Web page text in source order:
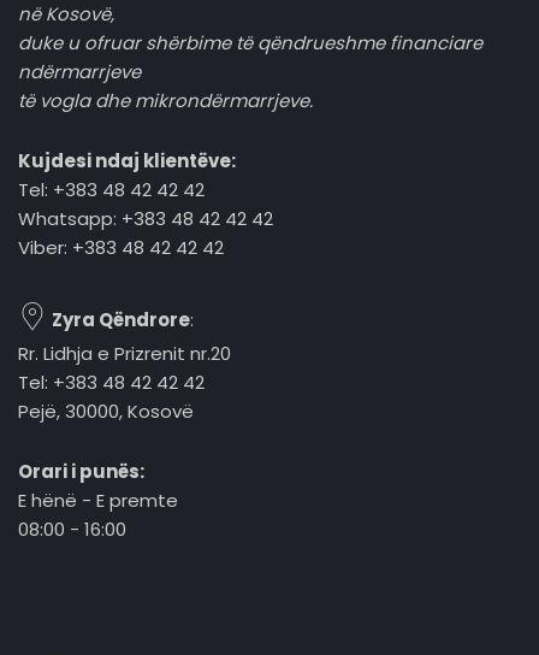
në Kosovë,
duke u ofruar shërbime të qëndrueshme financiare
ndërmarrjeve
të vogla dhe mikrondërmarrjeve.
Kujdesi ndaj klientëve:
Tel: +383 48 42 42 42
Whatsapp: +383 48 42 42 42
Viber: +383 48 42 42 42
Zyra Qëndrore:
Rr. Lidhja e Prizrenit nr.20
Tel: +383 48 42 42 42
Pejë, 30000, Kosovë
Orari i punës:
E hënë - E premte
08:00 - 16:00